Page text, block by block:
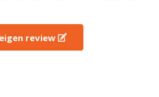
review